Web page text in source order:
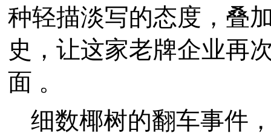
种轻描淡写的态度，叠
史，让这家老牌企业再
面 。
细数椰树的翻车事件